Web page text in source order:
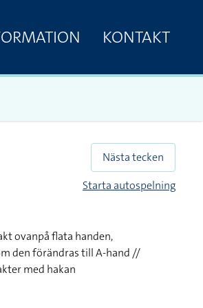
KONTAKT
Nästa tecken
Starta autospelning
ovanpå flata handen,
den förändras till A-hand //
med hakan